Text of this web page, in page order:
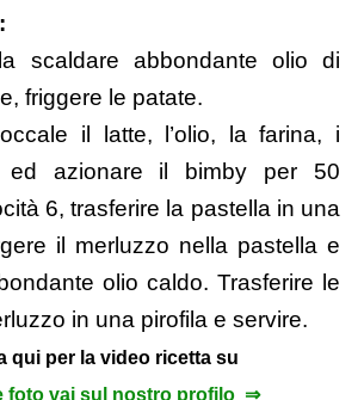
scaldare abbondante olio di
friggere le patate.
il latte, l’olio, la farina, i
azionare il bimby per 50
6, trasferire la pastella in una
il merluzzo nella pastella e
olio caldo. Trasferire le
in una pirofila e servire.
qui per la video ricetta su
foto vai sul nostro profilo ⇒